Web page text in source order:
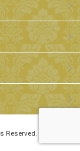
Reserved.